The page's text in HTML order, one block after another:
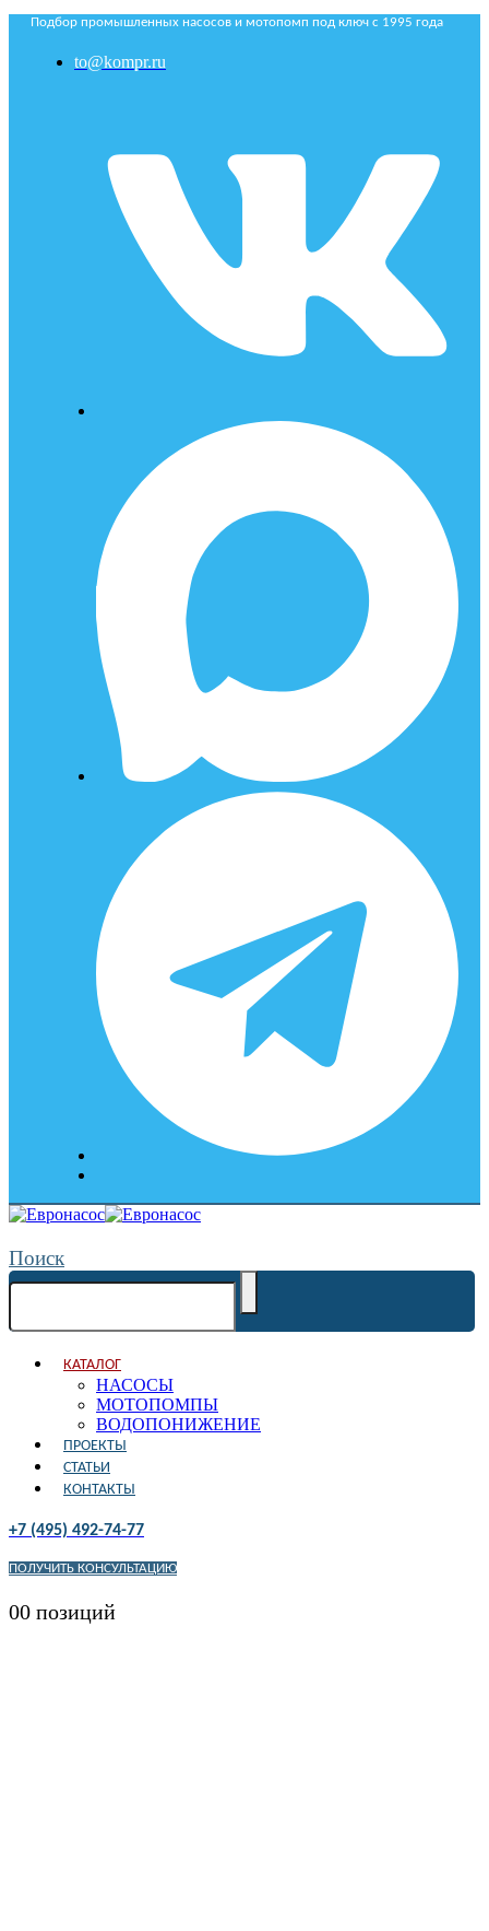
Подбор промышленных насосов и мотопомп под ключ с 1995 года
to@kompr.ru
Поиск
КАТАЛОГ
НАСОСЫ
МОТОПОМПЫ
ВОДОПОНИЖЕНИЕ
ПРОЕКТЫ
СТАТЬИ
КОНТАКТЫ
+7 (495) 492-74-77
ПОЛУЧИТЬ КОНСУЛЬТАЦИЮ
00 позиций